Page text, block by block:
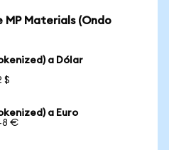
MP Materials (Ondo
a Dólar
$
a Euro
€